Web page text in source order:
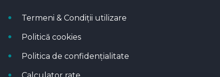
Termeni & Condiții utilizare
Politică cookies
Politica de confidențialitate